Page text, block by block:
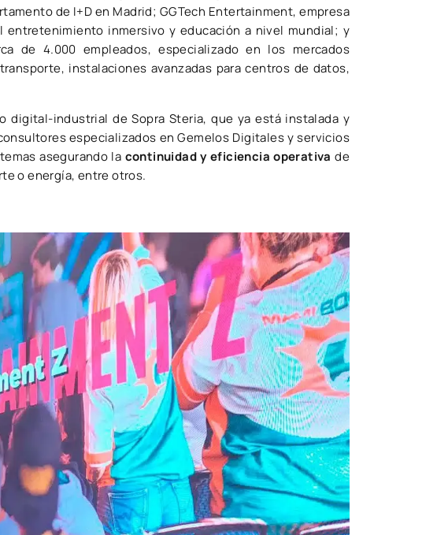
de I+D en Madrid; GGTech Entertainment, empresa
inmersivo y educación a nivel mundial; y
de 4.000 empleados, especializado en los mercados
instalaciones avanzadas para centros de datos,
digital-industrial de Sopra Steria, que ya está instalada y
especializados en Gemelos Digitales y servicios
asegurando la continuidad y eficiencia operativa de
o energía, entre otros.